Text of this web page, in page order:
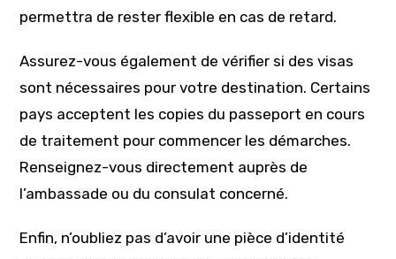
permettra de rester flexible en cas de retard.
Assurez-vous également de vérifier si des visas
sont nécessaires pour votre destination. Certains
pays acceptent les copies du passeport en cours
de traitement pour commencer les démarches.
Renseignez-vous directement auprès de
l’ambassade ou du consulat concerné.
Enfin, n’oubliez pas d’avoir une pièce d’identité